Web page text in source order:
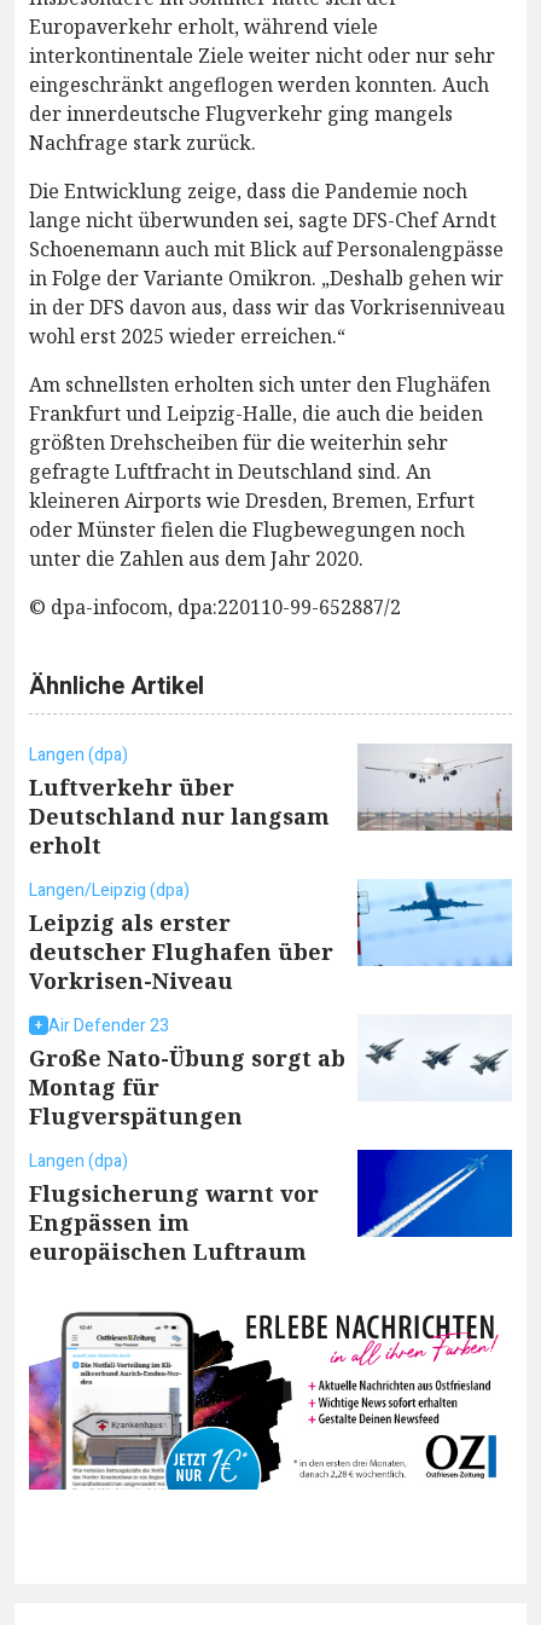
Europaverkehr erholt, während viele
interkontinentale Ziele weiter nicht oder nur sehr
eingeschränkt angeflogen werden konnten. Auch
der innerdeutsche Flugverkehr ging mangels
Nachfrage stark zurück.
Die Entwicklung zeige, dass die Pandemie noch
lange nicht überwunden sei, sagte DFS-Chef Arndt
Schoenemann auch mit Blick auf Personalengpässe
in Folge der Variante Omikron. „Deshalb gehen wir
in der DFS davon aus, dass wir das Vorkrisenniveau
wohl erst 2025 wieder erreichen.“
Am schnellsten erholten sich unter den Flughäfen
Frankfurt und Leipzig-Halle, die auch die beiden
größten Drehscheiben für die weiterhin sehr
gefragte Luftfracht in Deutschland sind. An
kleineren Airports wie Dresden, Bremen, Erfurt
oder Münster fielen die Flugbewegungen noch
unter die Zahlen aus dem Jahr 2020.
© dpa-infocom, dpa:220110-99-652887/2
Ähnliche Artikel
Langen (dpa)
Luftverkehr über
Deutschland nur langsam
erholt
Langen/Leipzig (dpa)
Leipzig als erster
deutscher Flughafen über
Vorkrisen-Niveau
Air Defender 23
Große Nato-Übung sorgt ab
Montag für
Flugverspätungen
Langen (dpa)
Flugsicherung warnt vor
Engpässen im
europäischen Luftraum